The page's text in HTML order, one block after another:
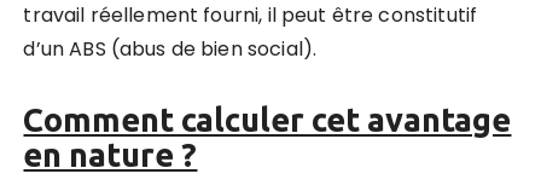
travail réellement fourni, il peut être constitutif
d’un ABS (abus de bien social).
Comment calculer cet avantage
en nature ?